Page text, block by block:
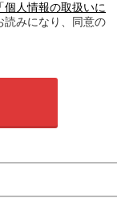
「個人情報の取扱いに
読みになり、同意の